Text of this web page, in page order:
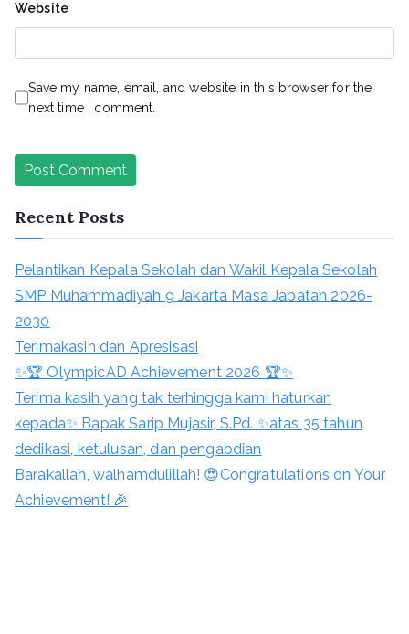
Website
Save my name, email, and website in this browser for the
next time I comment.
Recent Posts
Pelantikan Kepala Sekolah dan Wakil Kepala Sekolah
SMP Muhammadiyah 9 Jakarta Masa Jabatan 2026-
2030
Terimakasih dan Apresisasi
✨🏆 OlympicAD Achievement 2026 🏆✨
Terima kasih yang tak terhingga kami haturkan
kepada✨ Bapak Sarip Mujasir, S.Pd. ✨atas 35 tahun
dedikasi, ketulusan, dan pengabdian
Barakallah, walhamdulillah! 😍Congratulations on Your
Achievement! 🎉